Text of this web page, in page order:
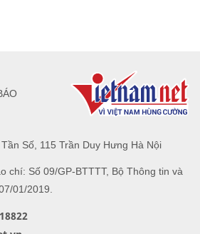
Số, 115 Trần Duy Hưng Hà Nội
chí: Số 09/GP-BTTTT, Bộ Thông tin và
01/2019.